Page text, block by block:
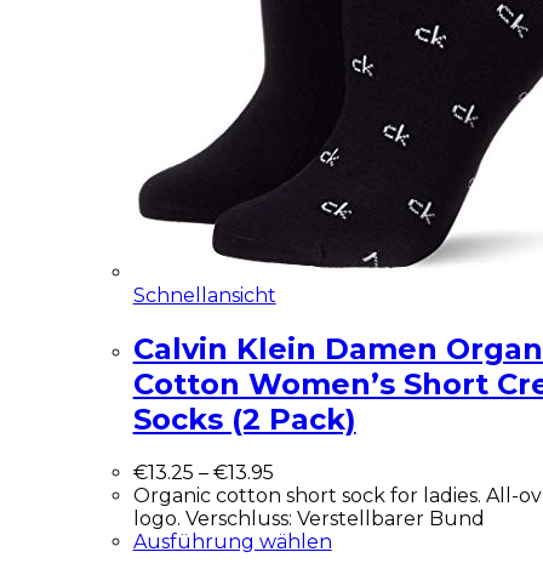
Schnellansicht
Calvin Klein Damen
Cotton Women’s Short
Socks (2 Pack)
€13.25 – €13.95
Organic cotton short sock for ladies. All-
logo. Verschluss: Verstellbarer Bund
Ausführung wählen